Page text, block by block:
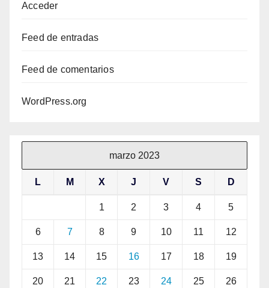
Acceder
Feed de entradas
Feed de comentarios
WordPress.org
marzo 2023
L M X J V S D
1 2 3 4 5
6 7 8 9 10 11 12
13 14 15 16 17 18 19
20 21 22 23 24 25 26